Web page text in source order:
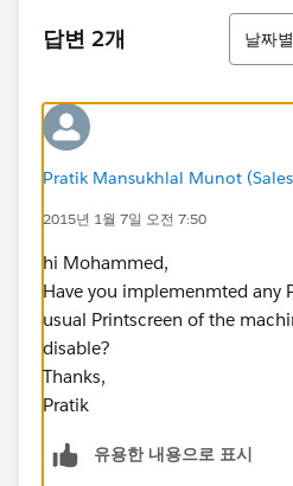
답변 2개
정렬
날짜
Pratik Mansukhlal Munot
2015년 1월 7일 오전 7:50
hi Mohammed,
Have you implemenmted any
usual Printscreen of the
disable?
Thanks,
Pratik
유용한 내용으로 표시